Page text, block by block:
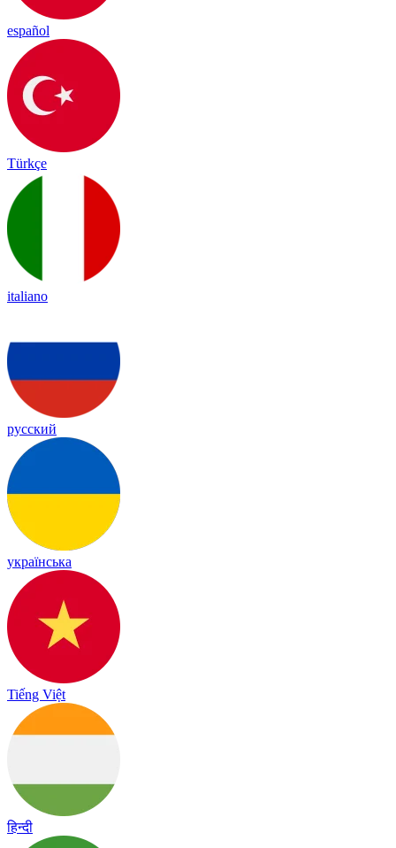
español
Türkçe
italiano
русский
українська
Tiếng Việt
हिन्दी